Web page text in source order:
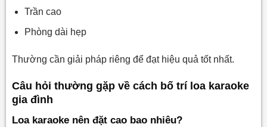
Trần cao
Phòng dài hẹp
Thường cần giải pháp riêng để đạt hiệu quả tốt nhất.
Câu hỏi thường gặp về cách bố trí loa karaoke
gia đình
Loa karaoke nên đặt cao bao nhiêu?